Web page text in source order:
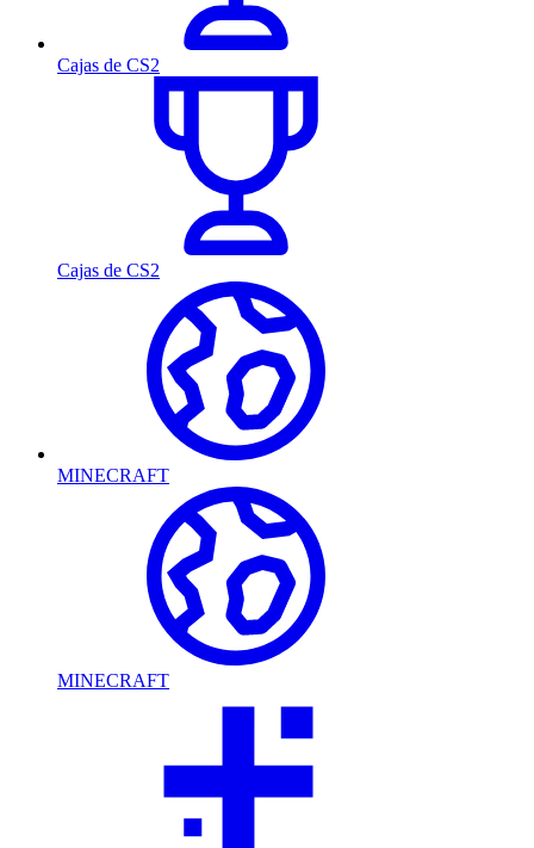
Cajas de CS2
Cajas de CS2
MINECRAFT
MINECRAFT